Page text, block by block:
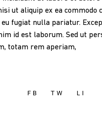
ut aliquip ex ea commodo
fugiat nulla pariatur.
id est laborum. Sed ut
totam rem aperiam,
FB TW LI